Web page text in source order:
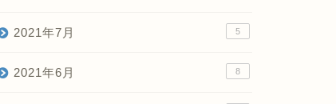
2021年7月 5
2021年6月 8